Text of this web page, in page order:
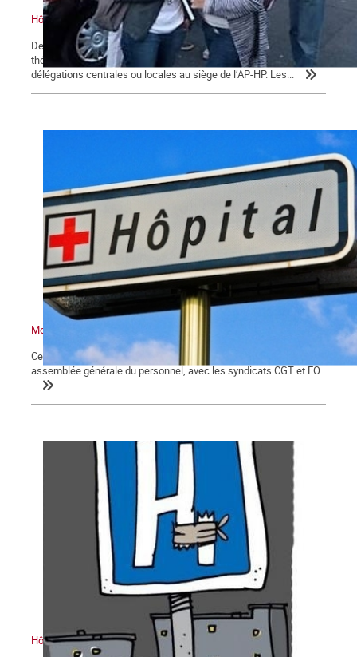
Hôpitaux : Vers le Tous ensemble
Depuis 18 mois, les hôpitaux et, en particulier, l’AP-HP 1 sont le
théâtre de grèves, de rassemblements dans les services, de
délégations centrales ou locales au siège de l’AP-HP. Les...
Motion adoptée à l'hôpital Broca
Cette motion a été adoptée à l'hôpital Broca de Paris lors d'une
assemblée générale du personnel, avec les syndicats CGT et FO.
Hôpitaux : de la tension à la rupture